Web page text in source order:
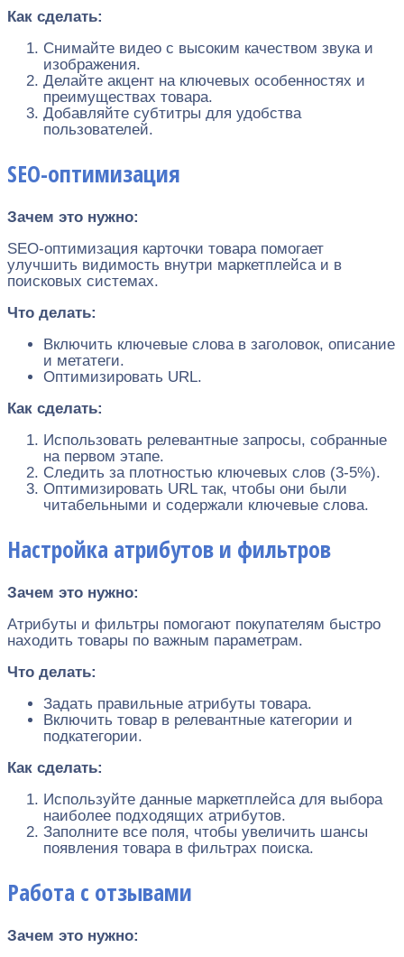
Как сделать:
Снимайте видео с высоким качеством звука и
изображения.
Делайте акцент на ключевых особенностях и
преимуществах товара.
Добавляйте субтитры для удобства
пользователей.
SEO-оптимизация
Зачем это нужно:
SEO-оптимизация карточки товара помогает
улучшить видимость внутри маркетплейса и в
поисковых системах.
Что делать:
Включить ключевые слова в заголовок, описание
и метатеги.
Оптимизировать URL.
Как сделать:
Использовать релевантные запросы, собранные
на первом этапе.
Следить за плотностью ключевых слов (3-5%).
Оптимизировать URL так, чтобы они были
читабельными и содержали ключевые слова.
Настройка атрибутов и фильтров
Зачем это нужно:
Атрибуты и фильтры помогают покупателям быстро
находить товары по важным параметрам.
Что делать:
Задать правильные атрибуты товара.
Включить товар в релевантные категории и
подкатегории.
Как сделать:
Используйте данные маркетплейса для выбора
наиболее подходящих атрибутов.
Заполните все поля, чтобы увеличить шансы
появления товара в фильтрах поиска.
Работа с отзывами
Зачем это нужно: